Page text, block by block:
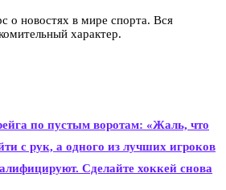
о новостях в мире спорта. Вся
характер.
по пустым воротам: «Жаль, что
с рук, а одного из лучших игроков
Сделайте хоккей снова